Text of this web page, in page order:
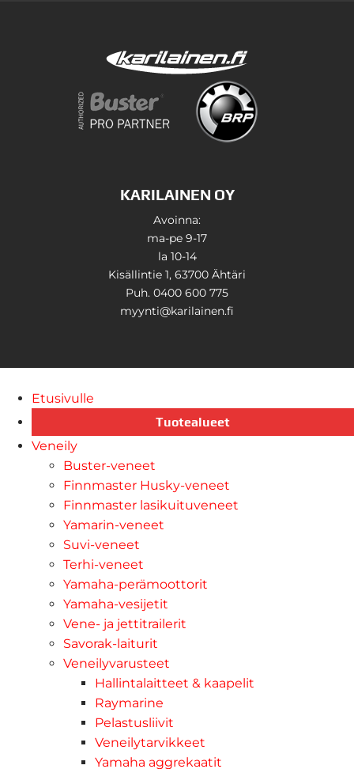
KARILAINEN OY
Avoinna:
ma-pe 9-17
la 10-14
Kisällintie 1, 63700 Ähtäri
Puh. 0400 600 775
myynti@karilainen.fi
Etusivulle
Tuotealueet
Veneily
Buster-veneet
Finnmaster Husky-veneet
Finnmaster lasikuituveneet
Yamarin-veneet
Suvi-veneet
Terhi-veneet
Yamaha-perämoottorit
Yamaha-vesijetit
Vene- ja jettitrailerit
Savorak-laiturit
Veneilyvarusteet
Hallintalaitteet & kaapelit
Raymarine
Pelastusliivit
Veneilytarvikkeet
Yamaha aggrekaatit